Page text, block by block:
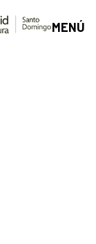
MENÚ